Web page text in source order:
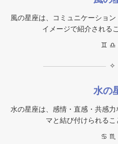
風の星座は、コミュニケーショ
イメージで紹介される
♊︎ ♎︎
✧
水の
水の星座は、感情・直感・共感
マと結び付けられるこ
♋︎ ♏︎